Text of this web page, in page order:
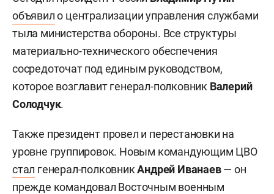
объявило централизации управления службами
тыла министерства обороны. Все структуры
материально-технического обеспечения
сосредоточат под единым руководством,
которое возглавит генерал-полковник Валерий
Солодчук.
Также президент провел и перестановки на
уровне группировок. Новым командующим ЦВО
стал генерал-полковникАндрей Иванаев— он
прежде командовал Восточным военным